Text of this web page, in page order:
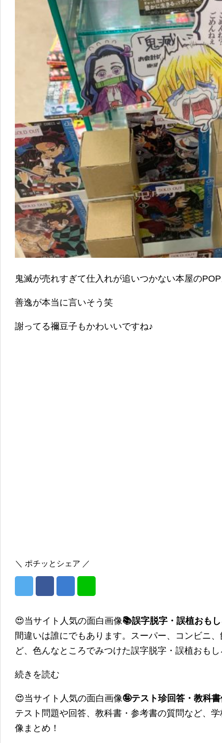
鬼滅が売れすぎて仕入れが追いつかない本屋の
善逸が本当に言いそう笑
謝ってる禰豆子もかわいいですね♪
＼ ポチッとシェア ／
😍当サイト人気の面白画像📚誤字脱字・誤植おも
間違いは誰にでもあります。スーパー、コンビニ
ど、色んなところでみつけた誤字脱字・誤植おも
続きを読む
😍当サイト人気の面白画像🤪テスト珍回答・教科
テスト問題や回答、教科書・参考書の質問など、
像まとめ！